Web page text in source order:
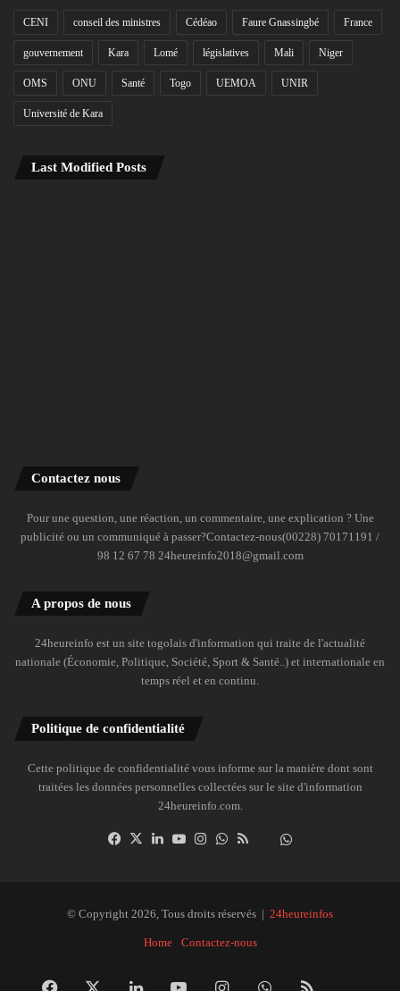
CENI conseil des ministres Cédéao Faure Gnassingbé France
gouvernement Kara Lomé législatives Mali Niger
OMS ONU Santé Togo UEMOA UNIR
Université de Kara
Last Modified Posts
Contactez nous
Pour une question, une réaction, un commentaire, une explication ? Une
publicité ou un communiqué à passer?Contactez-nous(00228) 70171191 /
98 12 67 78 24heureinfo2018@gmail.com
A propos de nous
24heureinfo est un site togolais d'information qui traite de l'actualité
nationale (Économie, Politique, Société, Sport & Santé..) et internationale en
temps réel et en continu.
Politique de confidentialité
Cette politique de confidentialité vous informe sur la manière dont sont
traitées les données personnelles collectées sur le site d'information
24heureinfo.com.
Facebook
X LinkedinYouTubeInstagramWhatsAppDailymotion
© Copyright 2026, Tous droits réservés | 24heureinfos
Home Contactez-nous
Facebook LinkedinYouTubeInstagramWhatsApp
RSS